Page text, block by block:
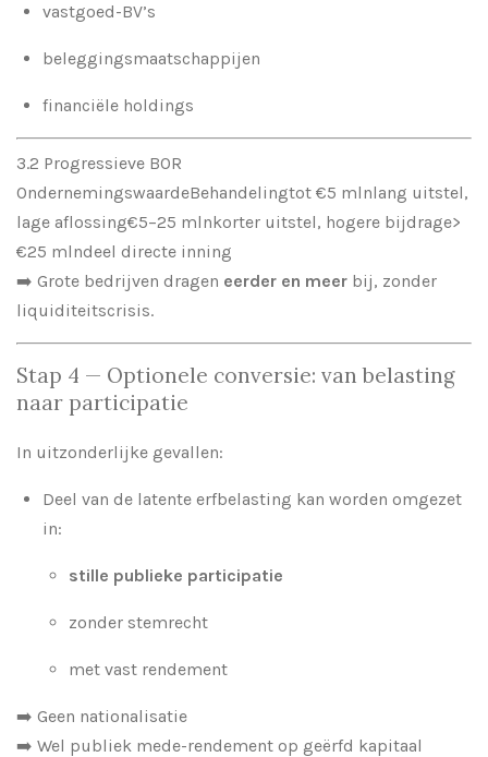
vastgoed-BV’s
beleggingsmaatschappijen
financiële holdings
3.2 Progressieve BOR
OndernemingswaardeBehandelingtot €5 mlnlang uitstel,
lage aflossing€5–25 mlnkorter uitstel, hogere bijdrage>
€25 mlndeel directe inning
➡️ Grote bedrijven dragen eerder en meer bij, zonder
liquiditeitscrisis.
Stap 4 — Optionele conversie: van belasting
naar participatie
In uitzonderlijke gevallen:
Deel van de latente erfbelasting kan worden omgezet
in:
stille publieke participatie
zonder stemrecht
met vast rendement
➡️ Geen nationalisatie
➡️ Wel publiek mede-rendement op geërfd kapitaal